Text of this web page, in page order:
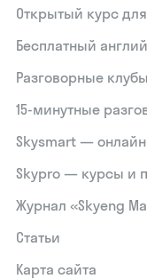
Открытый курс
Бесплатный
Разговорные клубы
15‑минутные
Skysmart —
Skypro — курсы и
Журнал «Skyeng
Статьи
Карта сайта